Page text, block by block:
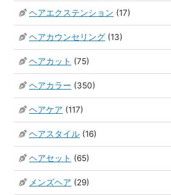
ヘアエクステンション (17)
ヘアカウンセリング (13)
ヘアカット (75)
ヘアカラー (350)
ヘアケア (117)
ヘアスタイル (16)
ヘアセット (65)
メンズヘア (29)